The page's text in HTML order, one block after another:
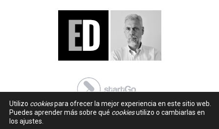
Utilizo cookiespara ofrecer la mejor experiencia en este sitio web.
Puedes aprender más sobre qué cookiesutilizo o cambiarlas en
los ajustes.